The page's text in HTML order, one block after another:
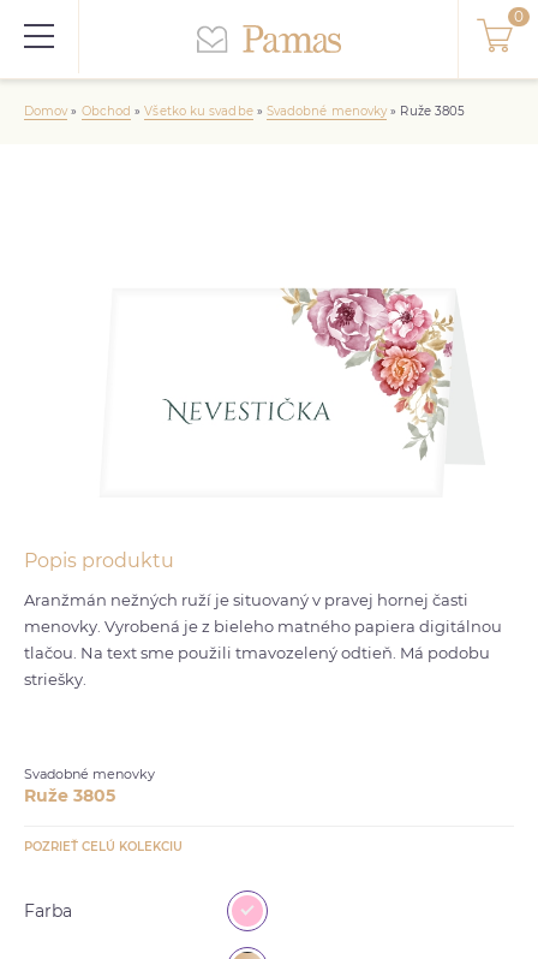
Domov» Obchod »Všetko ku svadbe» Svadobné menovky » Ruže 3805
Popis produktu
Aranžmán nežných ruží je situovaný v pravej hornej časti
menovky. Vyrobená je z bieleho matného papiera digitálnou
tlačou. Na text sme použili tmavozelený odtieň. Má podobu
striešky.
Svadobné menovky
Ruže 3805
POZRIEŤ CELÚ KOLEKCIU
Farba